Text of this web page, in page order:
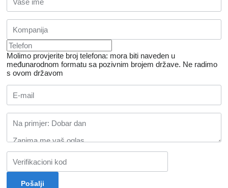
Molimo provjerite broj telefona: mora biti naveden u
međunarodnom formatu sa pozivnim brojem države. Ne radimo
s ovom državom